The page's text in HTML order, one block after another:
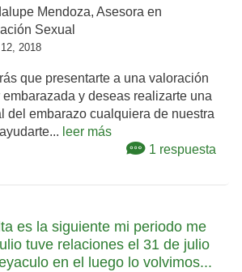
Mendoza, Asesora en
Sexual
2018
que presentarte a una valoración
y deseas realizarte una
del embarazo cualquiera de nuestra
leer más
1 respuesta
es la siguiente mi periodo me
tuve relaciones el 31 de julio
en el luego lo volvimos...